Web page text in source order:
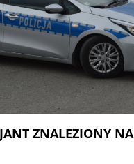
ZNALEZIONY NA